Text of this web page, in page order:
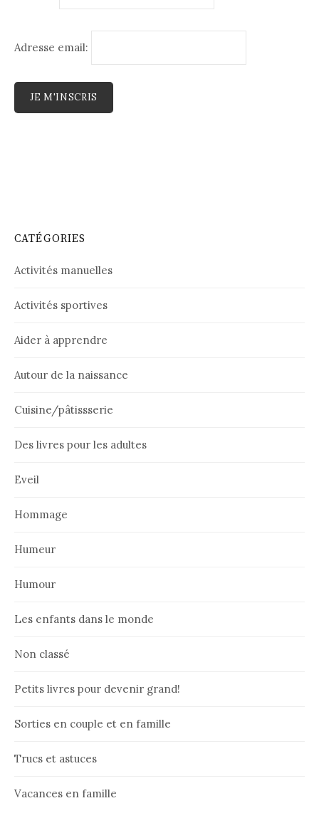
Adresse email:
CATÉGORIES
Activités manuelles
Activités sportives
Aider à apprendre
Autour de la naissance
Cuisine/pâtissserie
Des livres pour les adultes
Eveil
Hommage
Humeur
Humour
Les enfants dans le monde
Non classé
Petits livres pour devenir grand!
Sorties en couple et en famille
Trucs et astuces
Vacances en famille